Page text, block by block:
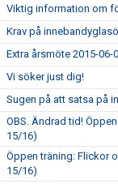
Viktig information om
Krav på
Extra årsmöte 2015-06-
Vi söker just dig!
Sugen på att satsa på
OBS. Ändrad tid!
15/16)
Öppen träning: Flickor
15/16)